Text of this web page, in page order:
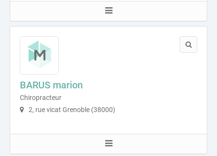
BARUS marion
Chiropracteur
2, rue vicat Grenoble (38000)